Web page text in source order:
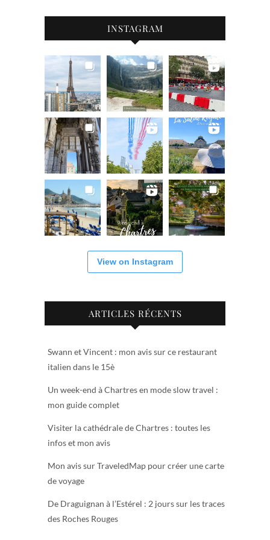
INSTAGRAM
View on Instagram
ARTICLES RÉCENTS
Swann et Vincent : mon avis sur ce restaurant
italien dans le 15è
Un week-end à Chartres en mode slow travel :
mon guide complet
Visiter la cathédrale de Chartres : toutes les
infos et mon avis
Mon avis sur TraveledMap pour créer une carte
de voyage
De Draguignan à l’Estérel : 2 jours sur les traces
des Roches Rouges